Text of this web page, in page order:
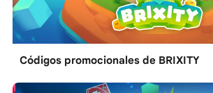
Códigos promocionales de BRIXITY